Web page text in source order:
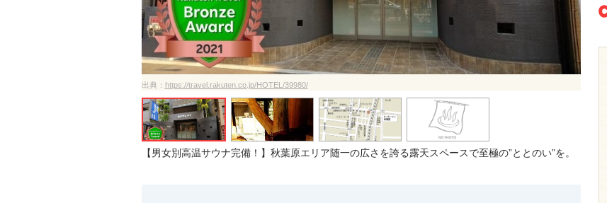
出典： https://travel.rakuten.co.jp/HOTEL/39980/
【男女別高温サウナ完備！】秋葉原エリア随一の広さを誇る露天スペースで至極の”ととのい”を。